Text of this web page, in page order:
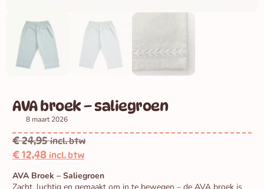
AVA broek – saliegroen
8 maart 2026
€24,95 incl. btw
€12,48 incl. btw
AVA Broek – Saliegroen